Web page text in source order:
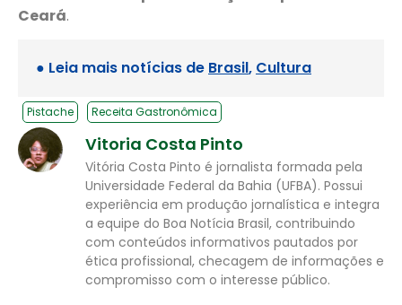
Ceará.
● Leia mais notícias de Brasil, Cultura
Pistache Receita Gastronômica
Vitoria Costa Pinto
Vitória Costa Pinto é jornalista formada pela
Universidade Federal da Bahia (UFBA). Possui
experiência em produção jornalística e integra
a equipe do Boa Notícia Brasil, contribuindo
com conteúdos informativos pautados por
ética profissional, checagem de informações e
compromisso com o interesse público.